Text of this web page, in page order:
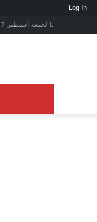
Log In
الجمعة, أغسطس 7 2026